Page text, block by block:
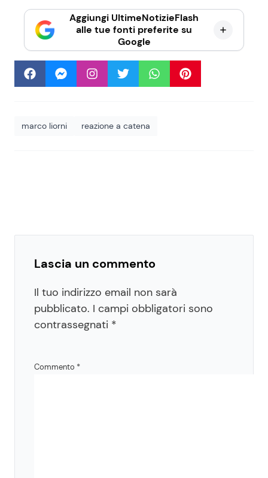
Aggiungi UltimeNotizieFlash
alle tue fonti preferite su
Google
marco liorni reazione a catena
Lascia un commento
Il tuo indirizzo email non sarà
pubblicato. I campi obbligatori sono
contrassegnati *
Commento *